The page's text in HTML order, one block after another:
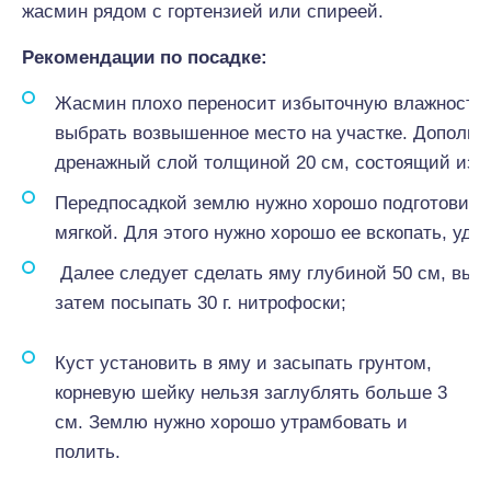
жасмин рядом с гортензией или спиреей.
Рекомендации по посадке:
Жасмин плохо переносит избыточную
выбрать возвышенное место на участке.
дренажный слой толщиной 20 см, состоящий из
Передпосадкой землю нужно хорошо
мягкой. Для этого нужно хорошо ее вскопать,
Далее следует сделать яму глубиной 50 см,
затем посыпать 30 г. нитрофоски;
Куст установить в яму и засыпать грунтом,
корневую шейку нельзя заглублять больше 3
см. Землю нужно хорошо утрамбовать и
полить.